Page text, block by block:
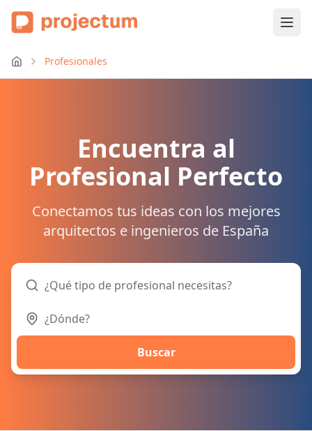
Profesionales
Encuentra al
Profesional Perfecto
Conectamos tus ideas con los mejores
arquitectos e ingenieros de España
Buscar